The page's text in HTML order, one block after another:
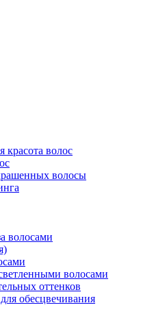
красота волос
волосы
волосами
волосами
оттенков
обесцвечивания